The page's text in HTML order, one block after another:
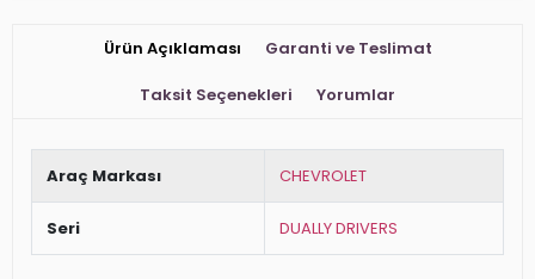
Ürün Açıklaması Garanti ve Teslimat
Taksit Seçenekleri Yorumlar
Araç Markası CHEVROLET
Seri DUALLY DRIVERS